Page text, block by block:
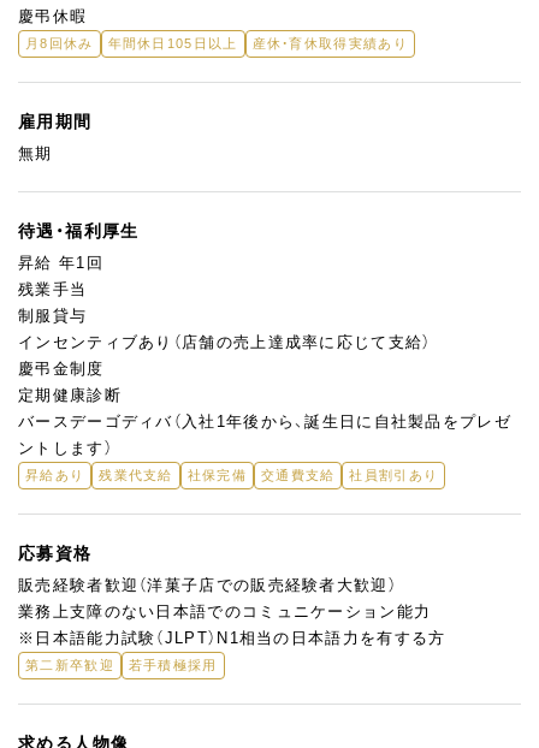
慶弔休暇
月8回休み 年間休日105日以上 産休・育休取得実績あり
雇用期間
無期
待遇・福利厚生
昇給 年1回
残業手当
制服貸与
インセンティブあり（店舗の売上達成率に応じて支給）
慶弔金制度
定期健康診断
バースデーゴディバ（入社1年後から、誕生日に自社製品をプレゼ
ントします）
昇給あり 残業代支給 社保完備 交通費支給 社員割引あり
応募資格
販売経験者歓迎（洋菓子店での販売経験者大歓迎）
業務上支障のない日本語でのコミュニケーション能力
※日本語能力試験（JLPT）N1相当の日本語力を有する方
第二新卒歓迎 若手積極採用
求める人物像